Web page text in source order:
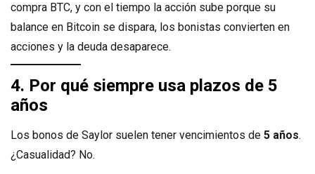
compra BTC, y con el tiempo la acción sube porque su
balance en Bitcoin se dispara, los bonistas convierten en
acciones y la deuda desaparece.
4. Por qué siempre usa plazos de 5
años
Los bonos de Saylor suelen tener vencimientos de 5 años.
¿Casualidad? No.